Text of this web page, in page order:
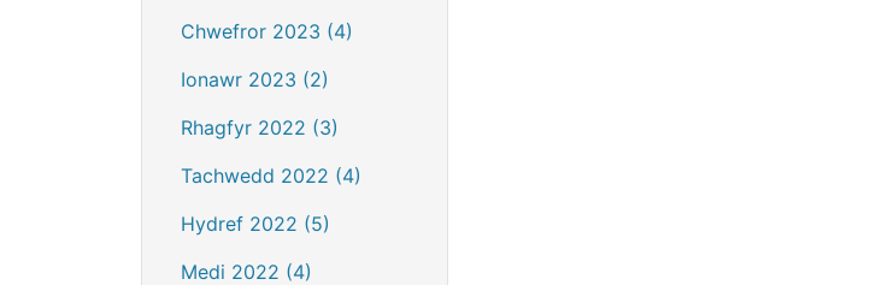
Chwefror 2023 (4)
Ionawr 2023 (2)
Rhagfyr 2022 (3)
Tachwedd 2022 (4)
Hydref 2022 (5)
Medi 2022 (4)